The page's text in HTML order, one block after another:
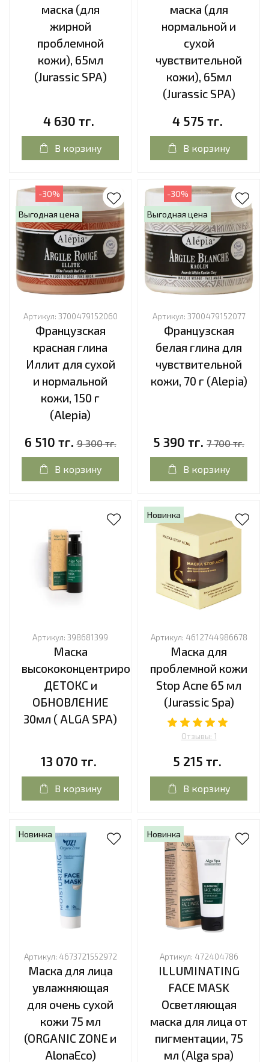
маска (для
жирной
проблемной
кожи), 65мл
(Jurassic SPA)
4 630 тг.
В корзину
маска (для
нормальной и
сухой
чувствительной
кожи), 65мл
(Jurassic SPA)
4 575 тг.
В корзину
-30%
Выгодная цена
Артикул: 3700479152060
Французская
красная глина
Иллит для сухой
и нормальной
кожи, 150 г
(Alepia)
6 510 тг. 9 300 тг.
В корзину
-30%
Выгодная цена
Артикул: 3700479152077
Французская
белая глина для
чувствительной
кожи, 70 г (Alepia)
5 390 тг. 7 700 тг.
В корзину
Артикул: 398681399
Маска
высококонцентрированная
ДЕТОКС и
ОБНОВЛЕНИЕ
30мл ( ALGA SPA)
13 070 тг.
В корзину
Новинка
Артикул: 4612744986678
Маска для
проблемной кожи
Stop Acne 65 мл
(Jurassic Spa)
Отзывы: 1
5 215 тг.
В корзину
Новинка
Артикул: 4673721552972
Маска для лица
увлажняющая
для очень сухой
кожи 75 мл
(ORGANIC ZONE и
AlonaEco)
Новинка
Артикул: 472404786
ILLUMINATING
FACE MASK
Осветляющая
маска для лица от
пигментации, 75
мл (Alga spa)